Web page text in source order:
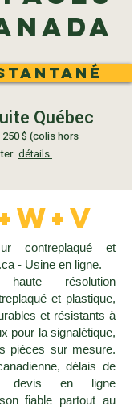
Québec
$ (colis hors
détails.
contreplaqué et
- Usine en ligne.
résolution
et plastique,
et résistants à
pour la signalétique,
pièces sur mesure.
délais de
devis en ligne
fiable partout au